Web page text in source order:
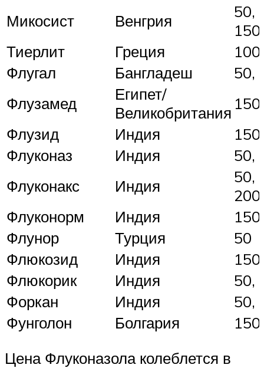
Микосист Венгрия
50,
150
Тиерлит
Греция
100
Флугал
Бангладеш
50,
Флузамед
Египет/
Великобритания 150
Флузид
Индия
150
Флуконаз
Индия
50,
Флуконакс
Индия
50,
200
Флуконорм
Индия
150
Флунор
Турция
50
Флюкозид
Индия
150
Флюкорик
Индия
50,
Форкан
Индия
50,
Фунголон
Болгария
150
Цена Флуконазола колеблется в